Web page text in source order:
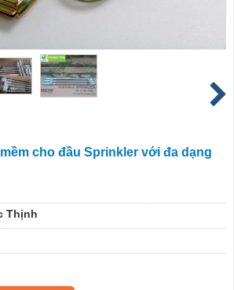
cho đầu Sprinkler với đa dạng
Thịnh